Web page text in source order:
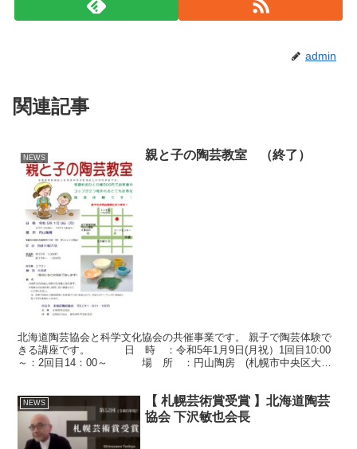
admin
関連記事
NEWS 親と子の陶芸教室 （終了）
北海道陶芸協会と科学文化協会の共催事業です。 親子で陶芸体験で
きる講座です。 日 時 ：令和5年1月9日(月祝）1回目10:00
～：2回目14：00～ 場 所 ：円山陶房 (札幌市中央区大通
NEWS
【 札幌芸術賞受賞 】北海道陶芸
協会 下沢敏也会長